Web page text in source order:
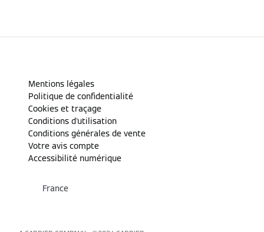
Mentions légales
Politique de confidentialité
Cookies et traçage
Conditions d'utilisation
Conditions générales de vente
Votre avis compte
Accessibilité numérique
France